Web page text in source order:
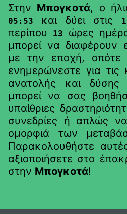
Στην Μπογκοτά, ο
05:53 και δύει στις
περίπου
13
ώρες
μπορεί να διαφέρουν
με την εποχή, οπότε
ενημερώνεστε για τις
ανατολής και
μπορεί να σας
υπαίθριες
συνεδρίες ή απλώς
ομορφιά των
Παρακολουθήστε
αξιοποιήσετε στο
στην Μπογκοτά!